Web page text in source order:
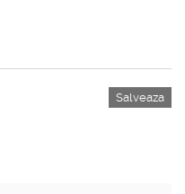
Salveaza